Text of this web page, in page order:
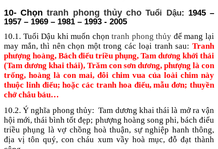
10- Chọntranh phong thủy choTuổi Dậu: 1945 –
1957 – 1969 – 1981 – 1993 - 2005
10.1. Tuổi Dậu khi muốn chọntranh phong thủy để mang lại
may mắn, thì nên chọn một trong các loại tranh sau: Tranh
phượng hoàng, Bách điểu triều phụng, Tam dương khởi thái
(Tam dương khai thái), Trăm con sơn dương, phượng là con
trống, hoàng là con mai, đôi chim vua của loài chim này
thuộc linh điểu; hoặc các tranh hoa điểu, mẫu đơn; thuyền
chở châu báu…
10.2. Ý nghĩa phong thủy: Tam dương khai thái là mở ra vận
hội mới, thái bình tốt đẹp; phượng hoàng song phi, bách điểu
triều phụng là vợ chồng hoà thuận, sự nghiệp hanh thông,
địa vị tôn quý, con cháu xum vầy hoà mục, đỗ đạt thành